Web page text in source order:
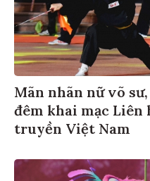
Mãn nhãn nữ võ
đêm khai mạc Liên
truyền Việt Nam